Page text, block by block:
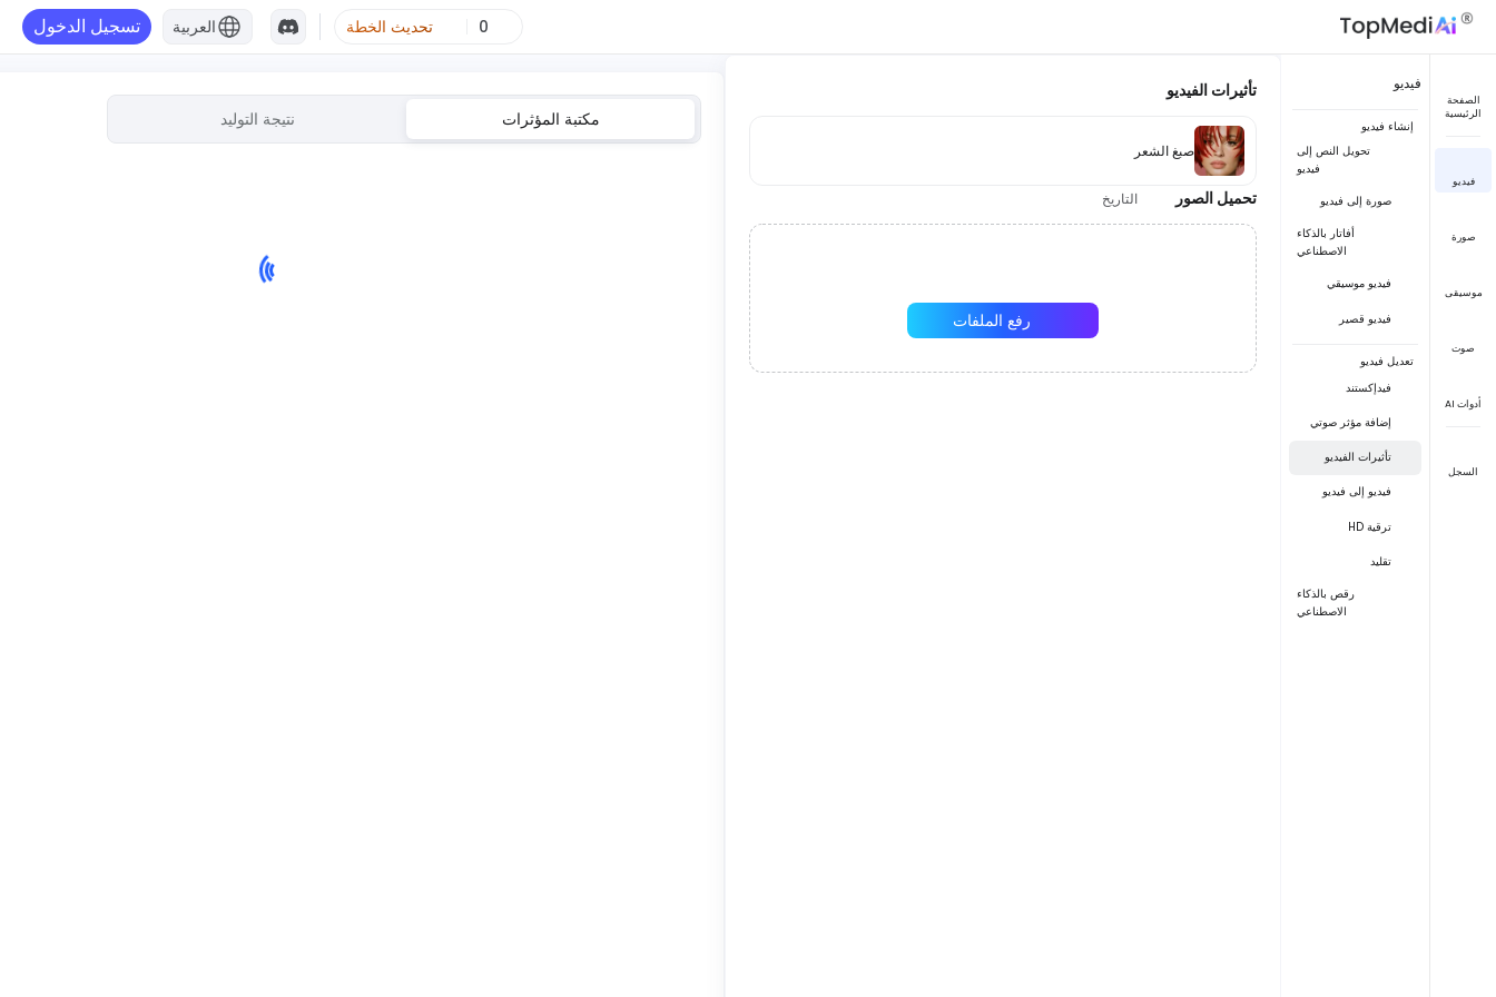
0 تحديث الخطة العربية تسجيل الدخول
الصفحة
الرئيسية
فيديو
صورة
موسيقى
صوت
أدوات AI
السجل
فيديو
إنشاء فيديو
تحويل النص إلى
فيديو
صورة إلى فيديو
أفاتار بالذكاء
الاصطناعي
فيديو موسيقي
فيديو قصير
تعديل فيديو
فيدإكستند
إضافة مؤثر صوتي
تأثيرات الفيديو
فيديو إلى فيديو
ترقية HD
تقليد
رقص بالذكاء
الاصطناعي
تأثيرات الفيديو
صبغ الشعر
تحميل الصور التاريخ
رفع الملفات
مكتبة المؤثرات نتيجة التوليد